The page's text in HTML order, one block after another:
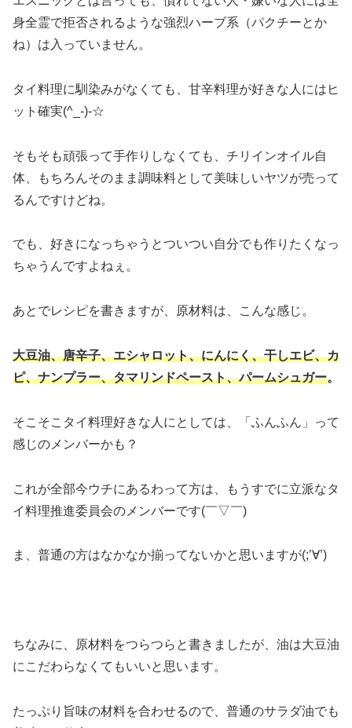
身全霊で拒否されるような強烈ハーブ系（パクチーとか
ね）は入っていません。
タイ料理に馴染みがなくても、甘辛料理が好きな人にはヒ
ット確実(^_-)-☆
そもそも頑張って手作りしなくても、チリインオイル自
体、もちろんそのまま調味料として美味しいヤツが売って
るんですけどね。
でも、好きになっちゃうとついつい自分でも作りたくなっ
ちゃうんですよねぇ。
あとでレシピを書きますが、原材料は、こんな感じ。
大豆油、唐辛子、エシャロット、にんにく、干しエビ、カ
ピ、ナンプラー、タマリンドペースト、パームシュガー。
そこそこタイ料理好きな人にとしては、「ふんふん」って
感じのメンバーかも？
これが全部今ウチにあるわって方は、もうすでに立派なタ
イ料理推進委員会のメンバーです(￣▽￣)
ま、普通の方はなかなか揃ってないかと思いますが(;’∀’)
ちなみに、原材料をつらつらと書きましたが、油は大豆油
にこだわらなくてもいいと思います。
たっぷり旨味の材料を合わせるので、普通のサラダ油でも